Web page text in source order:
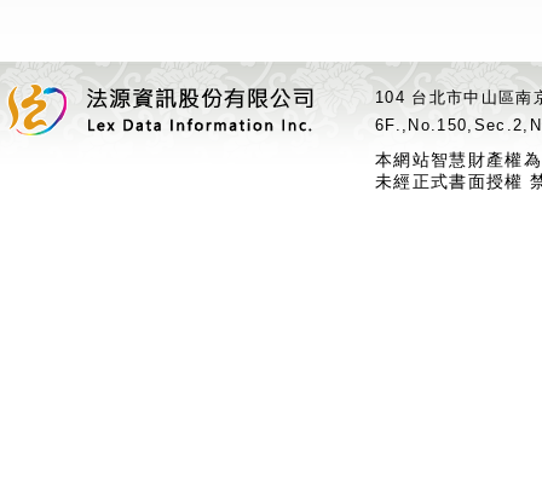
104 台北市中山區
本網站智慧財產權
未經正式書面授權